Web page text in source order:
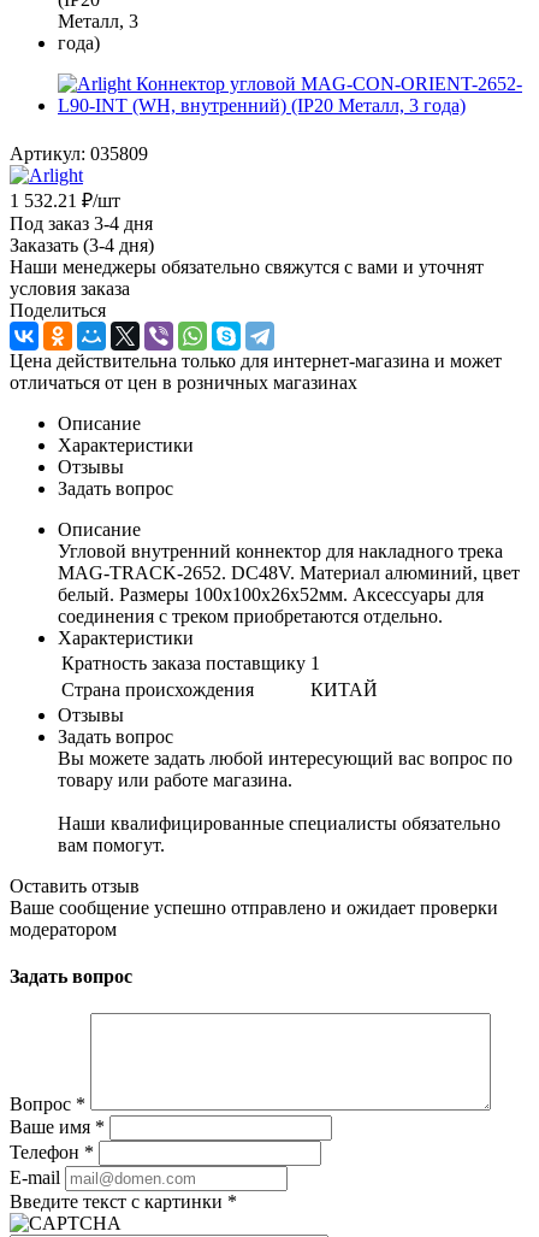
Артикул: 035809
1 532.21 ₽/шт
Под заказ 3-4 дня
Заказать (3-4 дня)
Наши менеджеры обязательно свяжутся с вами и уточнят
условия заказа
Поделиться
Цена действительна только для интернет-магазина и может
отличаться от цен в розничных магазинах
Описание
Характеристики
Отзывы
Задать вопрос
Описание
Угловой внутренний коннектор для накладного трека
MAG-TRACK-2652. DC48V. Материал алюминий, цвет
белый. Размеры 100x100x26x52мм. Аксессуары для
соединения с треком приобретаются отдельно.
Характеристики
Кратность заказа поставщику 1
Страна происхождения
КИТАЙ
Отзывы
Задать вопрос
Вы можете задать любой интересующий вас вопрос по
товару или работе магазина.
Наши квалифицированные специалисты обязательно
вам помогут.
Оставить отзыв
Ваше сообщение успешно отправлено и ожидает проверки
модератором
Задать вопрос
Вопрос *
Ваше имя *
Телефон *
E-mail
Введите текст с картинки *